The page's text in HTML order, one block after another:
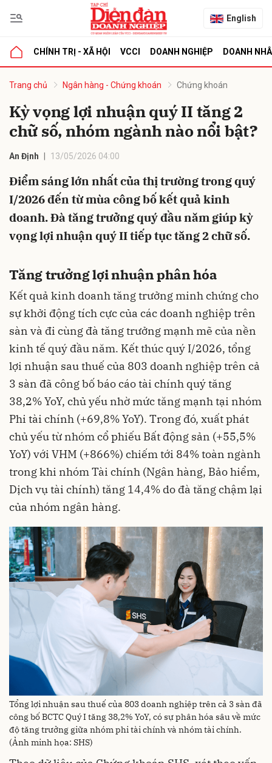
English
CHÍNH TRỊ - XÃ HỘI VCCI DOANH NGHIỆP DOANH
Trang chủ Ngân hàng - Chứng khoán Chứng khoán
Kỳ vọng lợi nhuận quý II tăng 2
chữ số, nhóm ngành nào nổi bật?
An Định 13/05/2026 04:00
Điểm sáng lớn nhất của thị trường trong quý
I/2026 đến từ mùa công bố kết quả kinh
doanh. Đà tăng trưởng quý đầu năm giúp kỳ
vọng lợi nhuận quý II tiếp tục tăng 2 chữ số.
Tăng trưởng lợi nhuận phân hóa
Kết quả kinh doanh tăng trưởng minh chứng cho
sự khởi động tích cực của các doanh nghiệp trên
sàn và đi cùng đà tăng trưởng mạnh mẽ của nền
kinh tế quý đầu năm. Kết thúc quý I/2026, tổng
lợi nhuận sau thuế của 803 doanh nghiệp trên cả
3 sàn đã công bố báo cáo tài chính quý tăng
38,2% YoY, chủ yếu nhờ mức tăng mạnh tại nhóm
Phi tài chính (+69,8% YoY). Trong đó, xuất phát
chủ yếu từ nhóm cổ phiếu Bất động sản (+55,5%
YoY) với VHM (+866%) chiếm tới 84% toàn ngành
trong khi nhóm Tài chính (Ngân hàng, Bảo hiểm,
Dịch vụ tài chính) tăng 14,4% do đà tăng chậm lại
của nhóm ngân hàng.
Tổng lợi nhuận sau thuế của 803 doanh nghiệp trên cả 3 sàn đã
công bố BCTC Quý I tăng 38,2% YoY, có sự phân hóa sâu về mức
độ tăng trưởng giữa nhóm phi tài chính và nhóm tài chính.
(Ảnh minh họa: SHS)
luận
Hủy